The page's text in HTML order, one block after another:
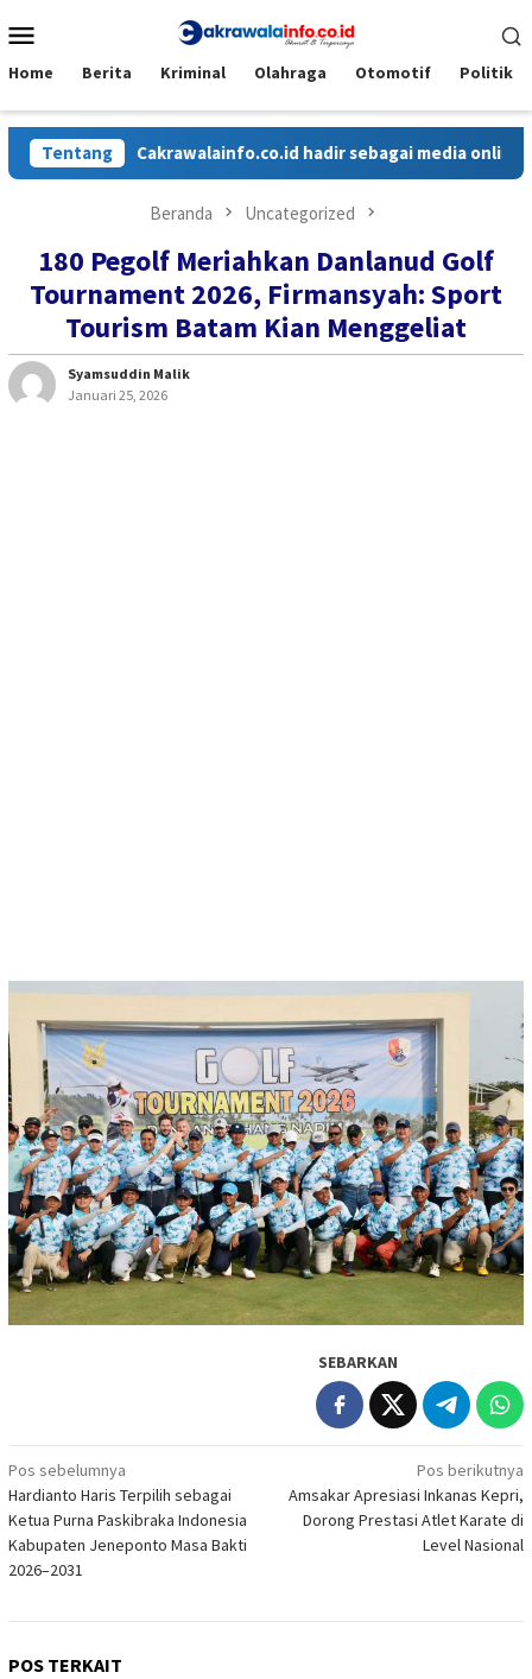
ke
Mobile
Home Berita Kriminal Olahraga Otomotif Politik
TentangCakrawalainfo.co.id hadir sebagai media online yang
Beranda Uncategorized
180 Pegolf Meriahkan Danlanud Golf
Tournament 2026, Firmansyah: Sport
Tourism Batam Kian Menggeliat
Syamsuddin Malik
Januari 25, 2026
SEBARKAN
Navigasi
pos
Pos sebelumnya
Hardianto Haris Terpilih sebagai
Ketua Purna Paskibraka Indonesia
Kabupaten Jeneponto Masa Bakti
2026–2031
Pos berikutnya
Amsakar Apresiasi Inkanas Kepri,
Dorong Prestasi Atlet Karate di
Level Nasional
POS TERKAIT